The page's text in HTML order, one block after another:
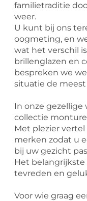
familietraditie
weer.
U kunt bij ons
oogmeting, en
wat het verschil
brillenglazen en
bespreken we
situatie de
In onze
collectie
Met plezier
merken zodat u
bij uw gezicht
Het belangrijkste
tevreden en
Voor wie graag